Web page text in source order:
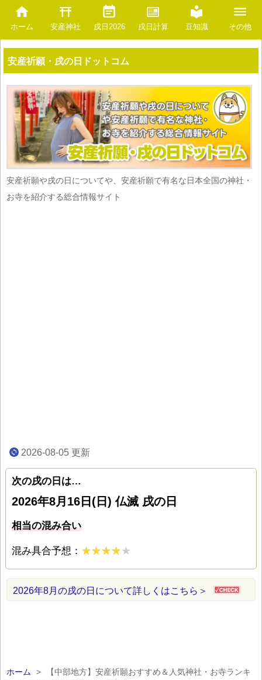
ホーム 安産神社 戌日2026 戌日計算 豆知識 その他
安産祈願・戌の日ドットコム
安産祈願や戌の日についてや、安産祈願で有名な日本全国の神社・
お寺を紹介する総合情報サイト
2026-08-05 更新
次の戌の日は…
2026年8月16日(日) 仏滅 戌の日
相当の混み合い
混み具合予想：
2026年8月の戌の日について詳しくはこちら＞
ホーム >
【中部地方】安産祈願おすすめ＆人気神社・お寺ランキ